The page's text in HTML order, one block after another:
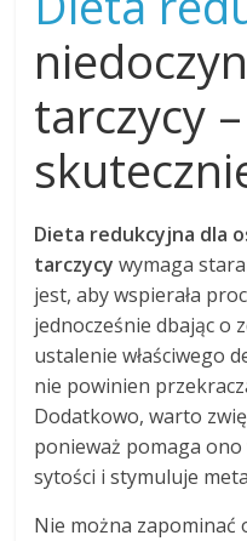
tarczycy
Dieta redukcyjna dla
tarczycy wymaga
jest, aby wspierała
jednocześnie dbając o
ustalenie właściwego
nie powinien
Dodatkowo, warto
ponieważ pomaga
sytości i stymuluje
Nie można zapominać